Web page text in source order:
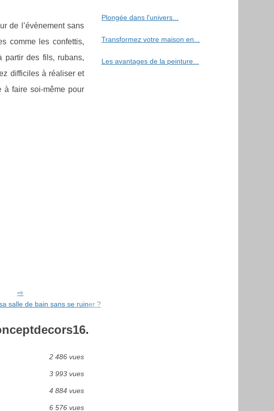
de l’évènement sans
comme les confettis,
partir des fils, rubans,
difficiles à réaliser et
à faire soi-même pour
salle de bain sans se ruiner ?
2 486 vues
3 993 vues
4 884 vues
6 576 vues
Plongée dans l'univers...
Transformez votre maison en...
Les avantages de la peinture...